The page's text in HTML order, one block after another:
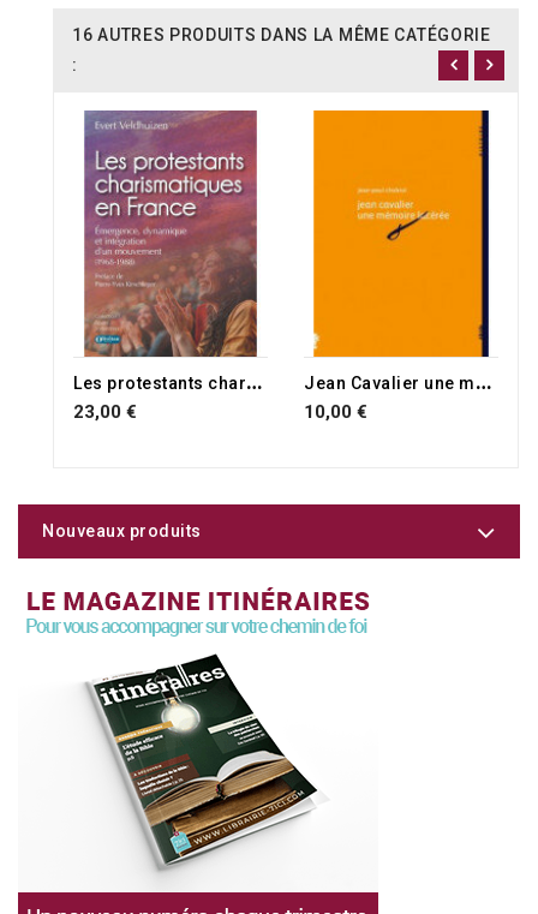
16 AUTRES PRODUITS DANS LA MÊME CATÉGORIE
:
L
es protestants charismatiques en France
23,00 €
RUPTURE DE STOCK J
ean Cavalier une mémoire lacérée
10,00 €
Nouveaux produits